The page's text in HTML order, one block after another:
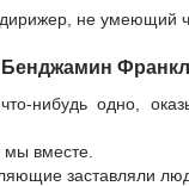
не умеющий
Бенджамин
нибудь одно,
мы вместе.
заставляли